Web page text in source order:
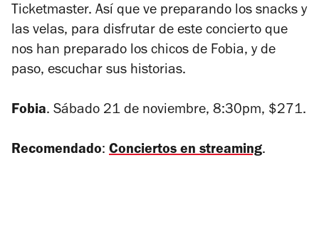
Ticketmaster. Así que ve preparando los snacks y
las velas, para disfrutar de este concierto que
nos han preparado los chicos de Fobia, y de
paso, escuchar sus historias.
Fobia. Sábado 21 de noviembre, 8:30pm, $271.
Recomendado: Conciertos en streaming.